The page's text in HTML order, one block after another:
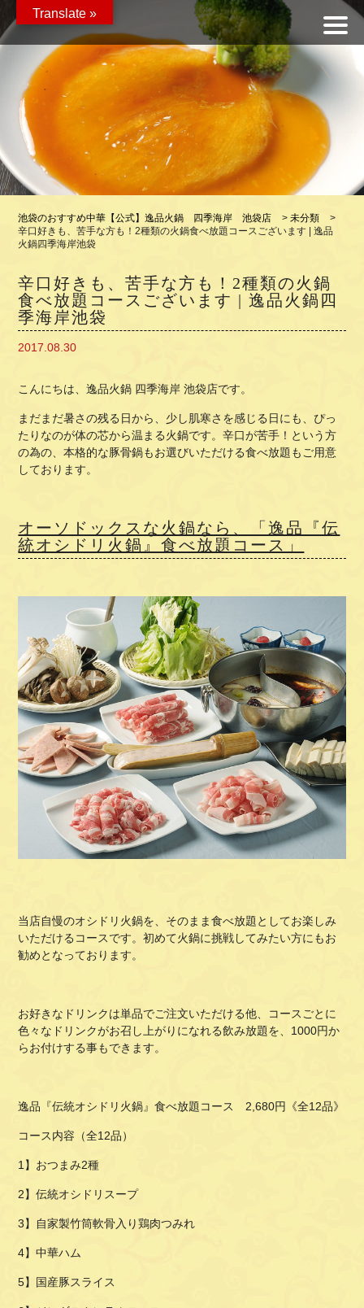
池袋のおすすめ中華【公式】逸品火鍋 四季海岸 池袋店 >未分類
>
辛口好きも、苦手な方も！2種類の火鍋食べ放題コースございます | 逸品
火鍋四季海岸池袋
辛口好きも、苦手な方も！2種類の火鍋
食べ放題コースございます | 逸品火鍋四
季海岸池袋
2017.08.30
こんにちは、逸品火鍋 四季海岸 池袋店です。
まだまだ暑さの残る日から、少し肌寒さを感じる日にも、ぴっ
たりなのが体の芯から温まる火鍋です。辛口が苦手！という方
の為の、本格的な豚骨鍋もお選びいただける食べ放題もご用意
しております。
オーソドックスな火鍋なら、「逸品『伝
統オシドリ火鍋』食べ放題コース」
当店自慢のオシドリ火鍋を、そのまま食べ放題としてお楽しみ
いただけるコースです。初めて火鍋に挑戦してみたい方にもお
勧めとなっております。
お好きなドリンクは単品でご注文いただける他、コースごとに
色々なドリンクがお召し上がりになれる飲み放題を、1000円か
らお付けする事もできます。
逸品『伝統オシドリ火鍋』食べ放題コース 2,680円《全12品》
コース内容（全12品）
1】おつまみ2種
2】伝統オシドリスープ
3】自家製竹筒軟骨入り鶏肉つみれ
4】中華ハム
5】国産豚スライス
Translate »